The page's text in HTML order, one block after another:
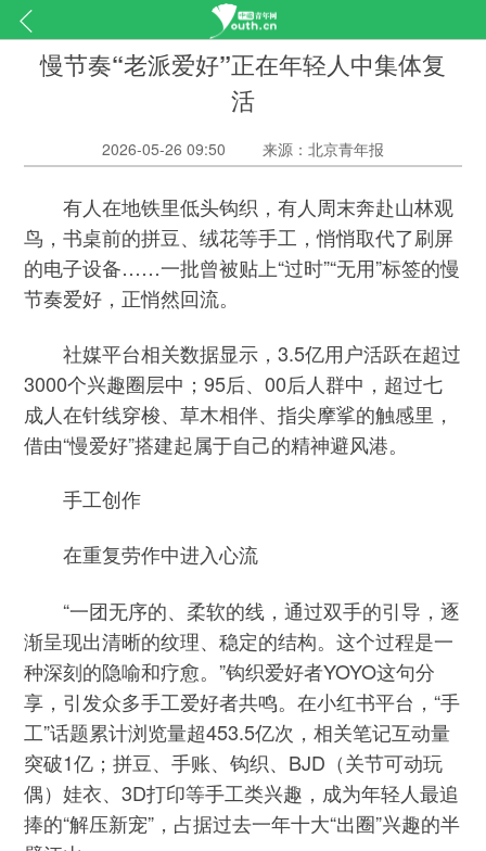
慢节奏“老派爱好”正在年轻人中集体复
活
2026-05-26 09:50 来源：北京青年报
有人在地铁里低头钩织，有人周末奔赴山林观
鸟，书桌前的拼豆、绒花等手工，悄悄取代了刷屏
的电子设备……一批曾被贴上“过时”“无用”标签的慢
节奏爱好，正悄然回流。
社媒平台相关数据显示，3.5亿用户活跃在超过
3000个兴趣圈层中；95后、00后人群中，超过七
成人在针线穿梭、草木相伴、指尖摩挲的触感里，
借由“慢爱好”搭建起属于自己的精神避风港。
手工创作
在重复劳作中进入心流
“一团无序的、柔软的线，通过双手的引导，逐
渐呈现出清晰的纹理、稳定的结构。这个过程是一
种深刻的隐喻和疗愈。”钩织爱好者YOYO这句分
享，引发众多手工爱好者共鸣。在小红书平台，“手
工”话题累计浏览量超453.5亿次，相关笔记互动量
突破1亿；拼豆、手账、钩织、BJD（关节可动玩
偶）娃衣、3D打印等手工类兴趣，成为年轻人最追
捧的“解压新宠”，占据过去一年十大“出圈”兴趣的半